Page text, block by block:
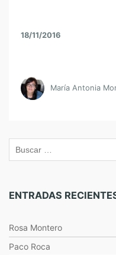
18/11/2016
María Antonia
ENTRADAS
Rosa Montero
Paco Roca